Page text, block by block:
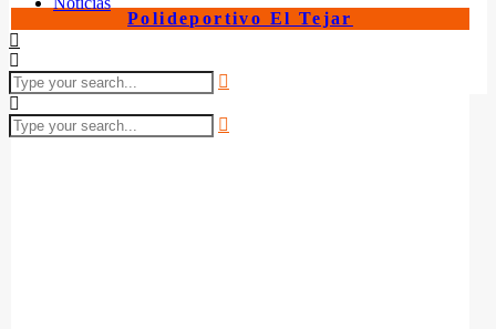
Polideportivo El Tejar